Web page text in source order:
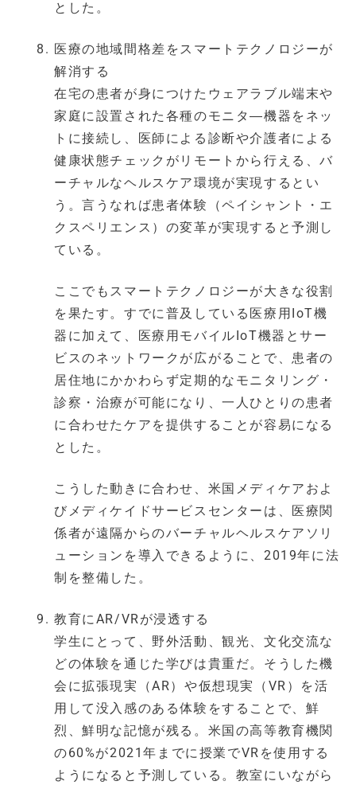
とした。
医療の地域間格差をスマートテクノロジーが
解消する
在宅の患者が身につけたウェアラブル端末や
家庭に設置された各種のモニタ―機器をネッ
トに接続し、医師による診断や介護者による
健康状態チェックがリモートから行える、バ
ーチャルなヘルスケア環境が実現するとい
う。言うなれば患者体験（ペイシャント・エ
クスペリエンス）の変革が実現すると予測し
ている。
ここでもスマートテクノロジーが大きな役割
を果たす。すでに普及している医療用IoT機
器に加えて、医療用モバイルIoT機器とサー
ビスのネットワークが広がることで、患者の
居住地にかかわらず定期的なモニタリング・
診察・治療が可能になり、一人ひとりの患者
に合わせたケアを提供することが容易になる
とした。
こうした動きに合わせ、米国メディケアおよ
びメディケイドサービスセンターは、医療関
係者が遠隔からのバーチャルヘルスケアソリ
ューションを導入できるように、2019年に法
制を整備した。
教育にAR/VRが浸透する
学生にとって、野外活動、観光、文化交流な
どの体験を通じた学びは貴重だ。そうした機
会に拡張現実（AR）や仮想現実（VR）を活
用して没入感のある体験をすることで、鮮
烈、鮮明な記憶が残る。米国の高等教育機関
の60%が2021年までに授業でVRを使用する
ようになると予測している。教室にいながら